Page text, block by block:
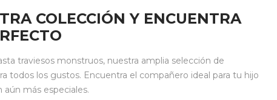
COLECCIÓN Y ENCUENTRA
traviesos monstruos, nuestra amplia selección de
todos los gustos. Encuentra el compañero ideal para tu hijo
aún más especiales.